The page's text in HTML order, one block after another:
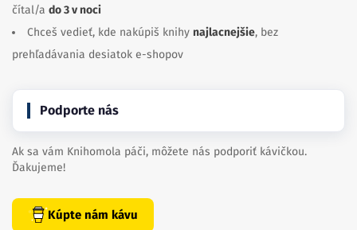
čítal/a do 3 v noci
Chceš vedieť, kde nakúpiš knihy najlacnejšie, bez
prehľadávania desiatok e-shopov
Podporte nás
Ak sa vám Knihomola páči, môžete nás podporiť kávičkou.
Ďakujeme!
Kúpte nám kávu